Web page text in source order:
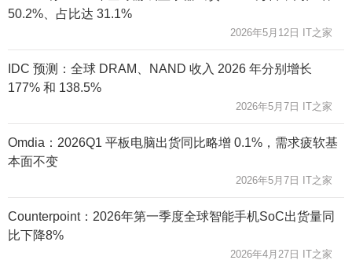
50.2%、占比达 31.1%
2026年5月12日 IT之家
IDC 预测：全球 DRAM、NAND 收入 2026 年分别增长
177% 和 138.5%
2026年5月7日 IT之家
Omdia：2026Q1 平板电脑出货同比略增 0.1%，需求疲软基
本面不变
2026年5月7日 IT之家
Counterpoint：2026年第一季度全球智能手机SoC出货量同
比下降8%
2026年4月27日 IT之家